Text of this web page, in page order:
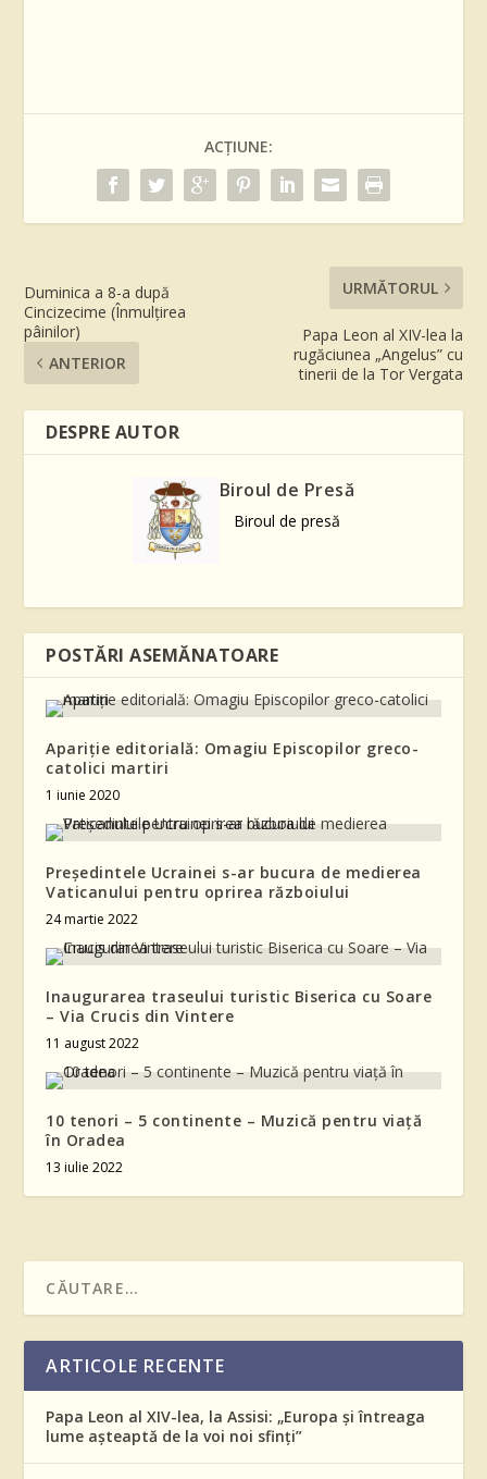
ACȚIUNE:
Duminica a 8-a după
Cincizecime (Înmulțirea
pâinilor)
ANTERIOR
URMĂTORUL
Papa Leon al XIV-lea la
rugăciunea „Angelus” cu
tinerii de la Tor Vergata
DESPRE AUTOR
Biroul de Presă
Biroul de presă
POSTĂRI ASEMĂNATOARE
Apariție editorială: Omagiu Episcopilor greco-
catolici martiri
1 iunie 2020
Președintele Ucrainei s-ar bucura de medierea
Vaticanului pentru oprirea războiului
24 martie 2022
Inaugurarea traseului turistic Biserica cu Soare
– Via Crucis din Vintere
11 august 2022
10 tenori – 5 continente – Muzică pentru viață
în Oradea
13 iulie 2022
ARTICOLE RECENTE
Papa Leon al XIV-lea, la Assisi: „Europa și întreaga
lume așteaptă de la voi noi sfinți”